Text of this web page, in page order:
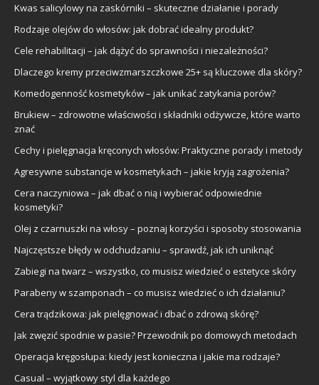
Kwas salicylowy na zaskórniki – skuteczne działanie i porady
Rodzaje olejów do włosów: jak dobrać idealny produkt?
Cele rehabilitacji – jak dążyć do sprawności i niezależności?
Dlaczego kremy przeciwzmarszczkowe 25+ są kluczowe dla skóry?
Komedogenność kosmetyków – jak unikać zatykania porów?
Brukiew – zdrowotne właściwości i składniki odżywcze, które warto
znać
Cechy i pielęgnacja kręconych włosów: Praktyczne porady i metody
Agresywne substancje w kosmetykach – jakie kryją zagrożenia?
Cera naczyniowa – jak dbać o nią i wybierać odpowiednie
kosmetyki?
Olej z czarnuszki na włosy – poznaj korzyści i sposoby stosowania
Najczęstsze błędy w odchudzaniu – sprawdź, jak ich uniknąć
Zabiegi na twarz – wszystko, co musisz wiedzieć o estetyce skóry
Parabeny w szamponach – co musisz wiedzieć o ich działaniu?
Cera trądzikowa: jak pielęgnować i dbać o zdrową skórę?
Jak zwęzić spodnie w pasie? Przewodnik po domowych metodach
Operacja kręgosłupa: kiedy jest konieczna i jakie ma rodzaje?
Casual – wyjątkowy styl dla każdego